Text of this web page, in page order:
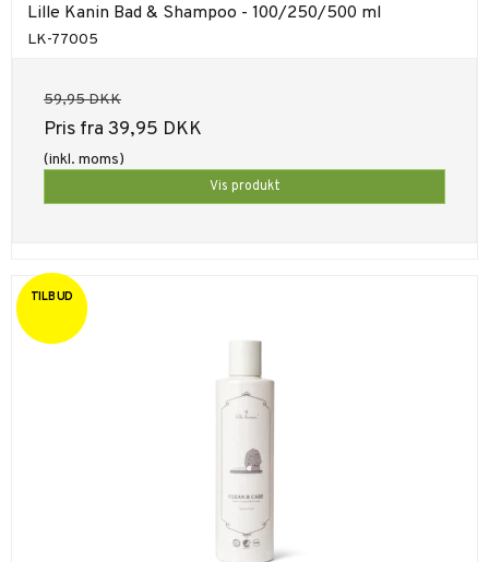
Lille Kanin Bad & Shampoo - 100/250/500 ml
LK-77005
59,95 DKK
Pris fra 39,95 DKK
(inkl. moms)
Vis produkt
TILBUD